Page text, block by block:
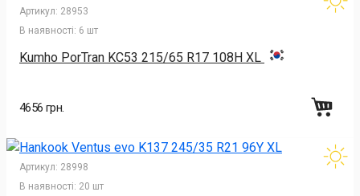
Артикул: 28953
В наявності: 6 шт
Kumho PorTran KC53 215/65 R17 108H XL
4656 грн.
Артикул: 28998
В наявності: 20 шт